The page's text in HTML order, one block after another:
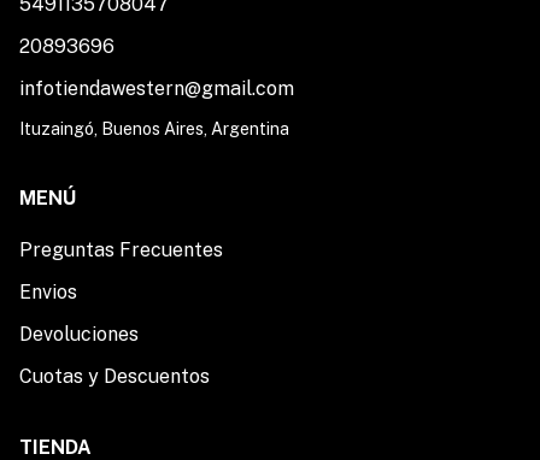
20893696
infotiendawestern@gmail.com
Ituzaingó, Buenos Aires, Argentina
MENÚ
Preguntas Frecuentes
Envios
Devoluciones
Cuotas y Descuentos
TIENDA